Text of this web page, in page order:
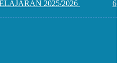
2025/2026
6